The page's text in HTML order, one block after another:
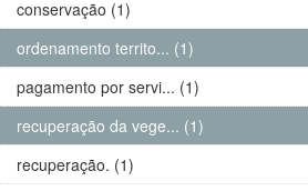
conservação (1)
ordenamento territo... (1)
pagamento por servi... (1)
recuperação da vege... (1)
recuperação. (1)